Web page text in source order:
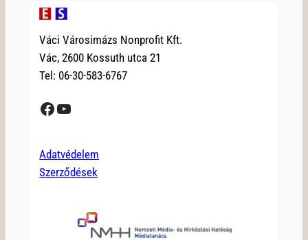
Váci Városimázs Nonprofit Kft.
Vác, 2600 Kossuth utca 21
Tel: 06-30-583-6767
Facebook YouTube
Adatvédelem
Szerződések